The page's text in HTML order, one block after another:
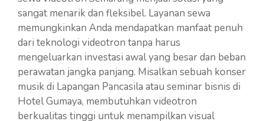
sangat menarik dan fleksibel. Layanan sewa
memungkinkan Anda mendapatkan manfaat penuh
dari teknologi videotron tanpa harus
mengeluarkan investasi awal yang besar dan beban
perawatan jangka panjang. Misalkan sebuah konser
musik di Lapangan Pancasila atau seminar bisnis di
Hotel Gumaya, membutuhkan videotron
berkualitas tinggi untuk menampilkan visual